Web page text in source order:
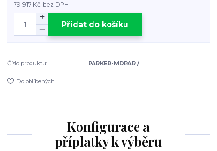
79 917 Kč bez DPH
Přidat do košíku
Číslo produktu: PARKER-MDPAR /
Do oblíbených
Konfigurace a
příplatky k výběru